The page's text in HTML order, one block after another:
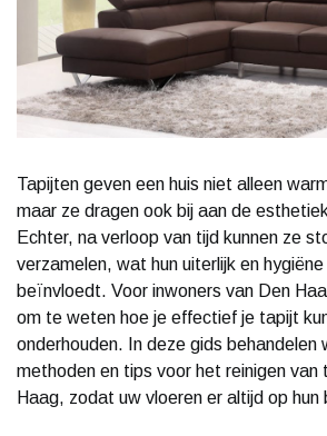
Tapijten geven een huis niet alleen
maar ze dragen ook bij aan de
Echter, na verloop van tijd kunnen ze
verzamelen, wat hun uiterlijk en
beïnvloedt. Voor inwoners van Den
om te weten hoe je effectief je tapijt
onderhouden. In deze gids behandelen
methoden en tips voor het reinigen van
Haag, zodat uw vloeren er altijd op hun